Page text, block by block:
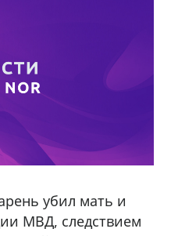
убил мать и
МВД, следствием